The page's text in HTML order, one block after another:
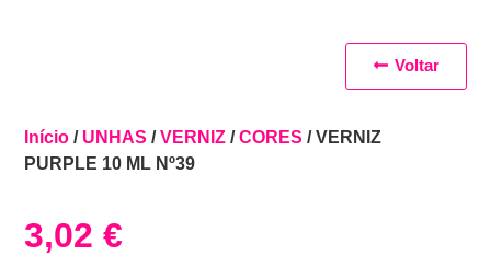
Início / UNHAS /VERNIZ /CORES / VERNIZ
PURPLE 10 ML Nº39
3,02€
Voltar